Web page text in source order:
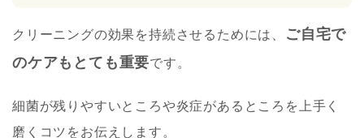
クリーニングの効果を持続させるためには、
ご自宅で
のケアもとても重要です。
細菌が残りやすいところや炎症があるところを上手く
磨くコツをお伝えします。